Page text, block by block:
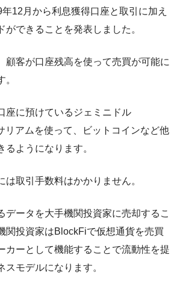
12月から利息獲得口座と取引に加え
ができることを発表しました。
顧客が口座残高を使って売買が可能に
座に預けているジェミニドル
リアムを使って、ビットコインなど他
ようになります。
は取引手数料はかかりません。
データを大手機関投資家に売却するこ
関投資家はBlockFiで仮想通貨を売買
カーとして機能することで流動性を提
スモデルになります。